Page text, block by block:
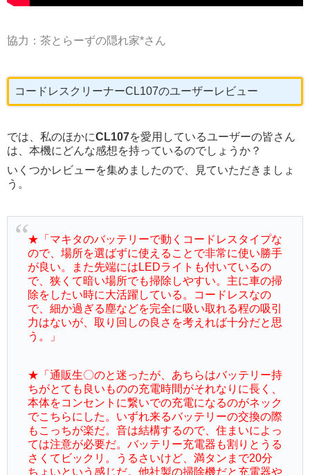
協力：茶とらーずの隠れ家*さん
コードレスクリーナーCL107のユーザーレビュー
では、私のほかにCL107を愛用しているユーザーの皆さん
は、本機にどんな感想を持っているのでしょうか？
いくつかレビューを集めましたので、見ていただきましょ
う。
★「マキタのバッテリーで動くコードレスタイプな
ので、場所を選ばずに使えることで非常に使い勝手
が良い。また先端にはLEDライトも付いているの
で、狭くて暗い場所でも掃除しやすい。主に車の掃
除をしたい時に大活躍している。コードレスなの
で、細か過ぎる塵などを完全に吸い取れる程の吸引
力はないが、取り回しの良さを考えれば十分だと思
う。」
★「通販生〇のと迷ったが、あちらはバッテリー持
ちがとても良いものの充電時間がそれなりに長く、
本体をコンセントに繋いでの充電になるのがネック
でこちらにした。いずれ来るバッテリーの交換の際
もこっちが楽だ。音は結構するので、住まいによっ
ては注意が必要だ。バッテリー充電器も割りとうる
さくてビックリ。うるさいけど、満タンまで20分
ちょいという感じだ。他社製の掃除機だと充電器や